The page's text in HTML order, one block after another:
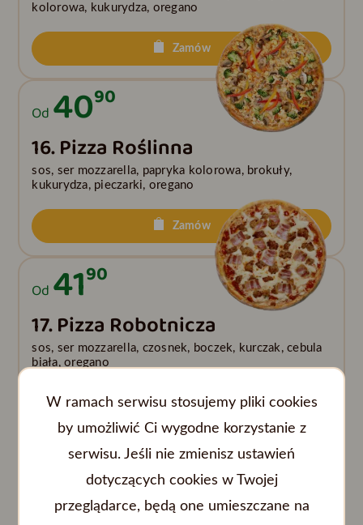
kolorowa, kukurydza, oregano
Zamów
Od 4090
16. Pizza Roślinna
sos, ser mozzarella, papryka kolorowa, brokuły,
kukurydza, pieczarki, oregano
Zamów
Od 4190
17. Pizza Robotnicza
sos, ser mozzarella, czosnek, boczek, kurczak, cebula
biała, oregano
Zamów
4290
18. Pizza Wiejska
W ramach serwisu stosujemy pliki cookies
by umożliwić Ci wygodne korzystanie z
serwisu. Jeśli nie zmienisz ustawień
dotyczących cookies w Twojej
przeglądarce, będą one umieszczane na